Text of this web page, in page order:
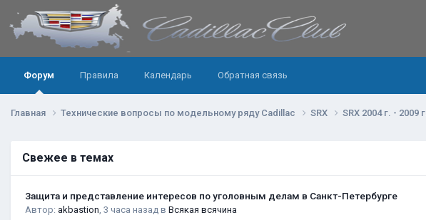
Форум Правила Календарь Обратная связь
Главная Технические вопросы по модельному ряду Cadillac SRX SRX 2004 г. - 2009 г.
Свежее в темах
Защита и представление интересов по уголовным делам в Санкт-Петербурге
Автор: akbastion 3 часа назад в Всякая всячина